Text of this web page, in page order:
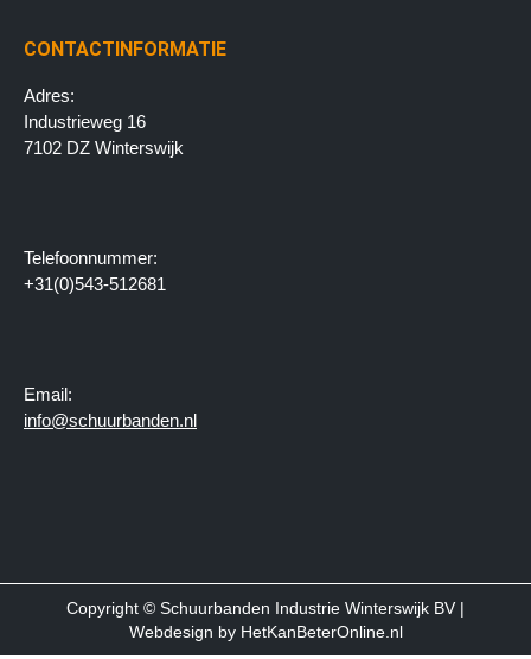
CONTACTINFORMATIE
Adres:
Industrieweg 16
7102 DZ Winterswijk
Telefoonnummer:
+31(0)543-512681
Email:
info@schuurbanden.nl
Copyright © Schuurbanden Industrie Winterswijk BV |
Webdesign by HetKanBeterOnline.nl